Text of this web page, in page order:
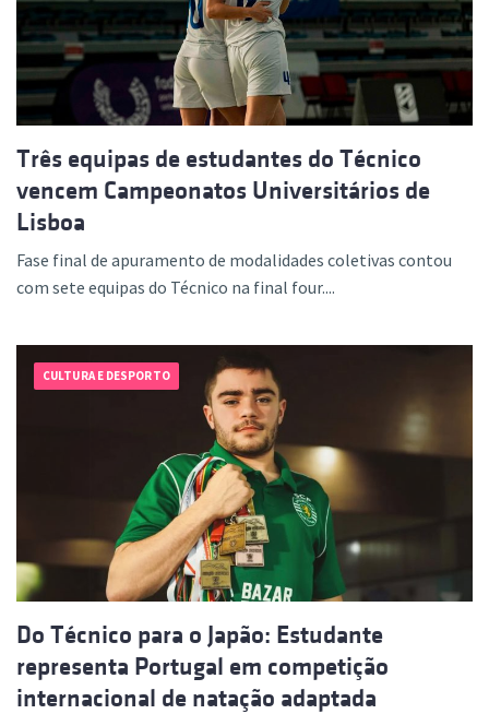
Três equipas de estudantes do Técnico
vencem Campeonatos Universitários de
Lisboa
Fase final de apuramento de modalidades coletivas contou
com sete equipas do Técnico na final four....
CULTURA E DESPORTO
Do Técnico para o Japão: Estudante
representa Portugal em competição
internacional de natação adaptada